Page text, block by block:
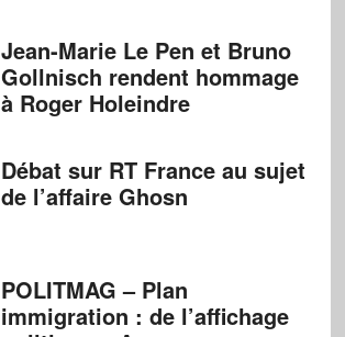
Jean-Marie Le Pen et Bruno
Gollnisch rendent hommage
à Roger Holeindre
Débat sur RT France au sujet
de l’affaire Ghosn
POLITMAG – Plan
immigration : de l’affichage